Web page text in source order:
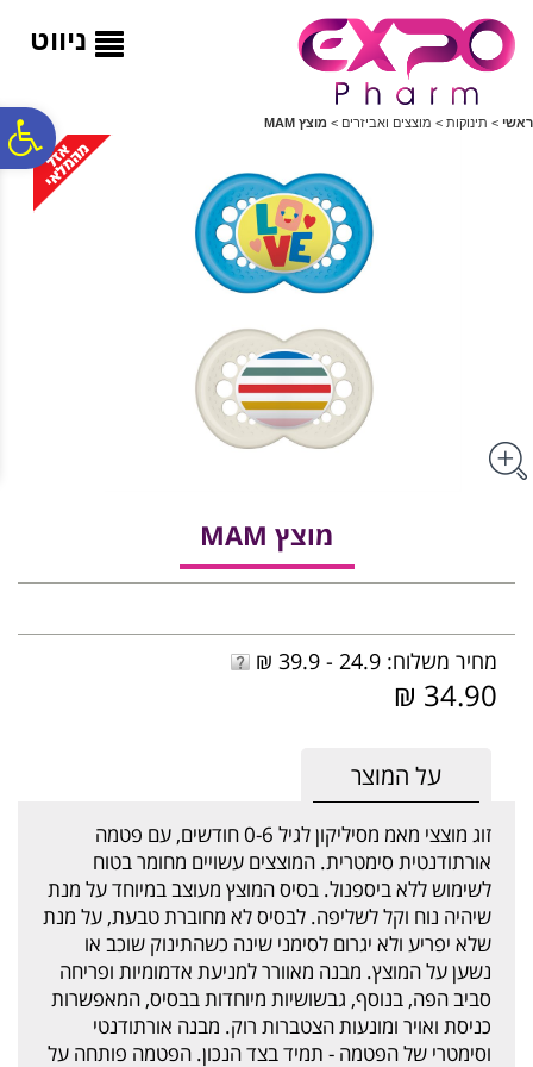
ניווט
ראשי > תינוקות > מוצצים ואביזרים > מוצץ MAM
מוצץ MAM
מחיר משלוח: 24.9 - 39.9 ₪
34.90 ₪
על המוצר
זוג מוצצי מאמ מסיליקון לגיל 0-6 חודשים, עם פטמה
אורתודנטית סימטרית. המוצצים עשויים מחומר בטוח
לשימוש ללא ביספנול. בסיס המוצץ מעוצב במיוחד על מנת
שיהיה נוח וקל לשליפה. לבסיס לא מחוברת טבעת, על מנת
שלא יפריע ולא יגרום לסימני שינה כשהתינוק שוכב או
נשען על המוצץ. מבנה מאוורר למניעת אדמומיות ופריחה
סביב הפה, בנוסף, גבשושיות מיוחדות בבסיס, המאפשרות
כניסת ואויר ומונעות הצטברות רוק. מבנה אורתודנטי
וסימטרי של הפטמה - תמיד בצד הנכון. הפטמה פותחה על